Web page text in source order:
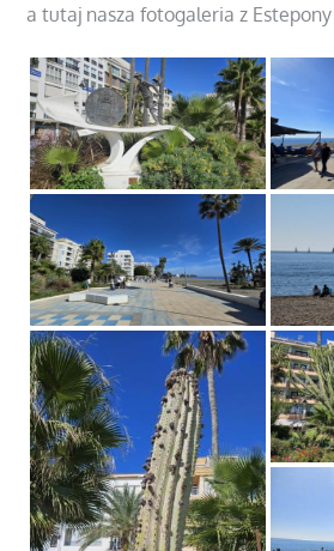
a tutaj nasza fotogaleria z Estepony